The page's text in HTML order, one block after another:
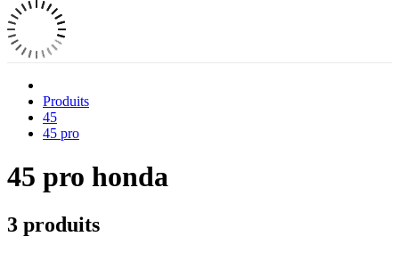
Produits
45
45 pro
45 pro honda
3 produits